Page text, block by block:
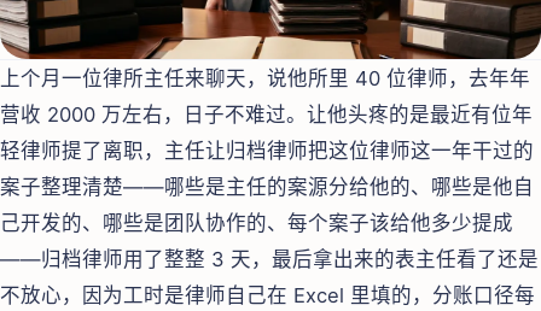
上个月一位律所主任来聊天，说他所里 40 位律师，去年年
营收 2000 万左右，日子不难过。让他头疼的是最近有位年
轻律师提了离职，主任让归档律师把这位律师这一年干过的
案子整理清楚——哪些是主任的案源分给他的、哪些是他自
己开发的、哪些是团队协作的、每个案子该给他多少提成
——归档律师用了整整 3 天，最后拿出来的表主任看了还是
不放心，因为工时是律师自己在 Excel 里填的，分账口径每